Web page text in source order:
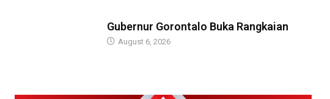
Gubernur Gorontalo Buka Rangkaian
August 6, 2026